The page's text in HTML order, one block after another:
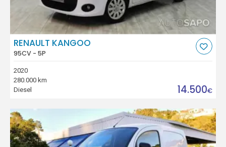
RENAULT KANGOO
95CV - 5P
2020
280.000 km
Diesel
14.500€